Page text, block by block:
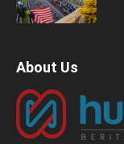
About Us